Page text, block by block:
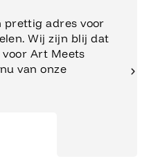
prettig adres voor
Wij zijn blij dat
Art Meets
van onze